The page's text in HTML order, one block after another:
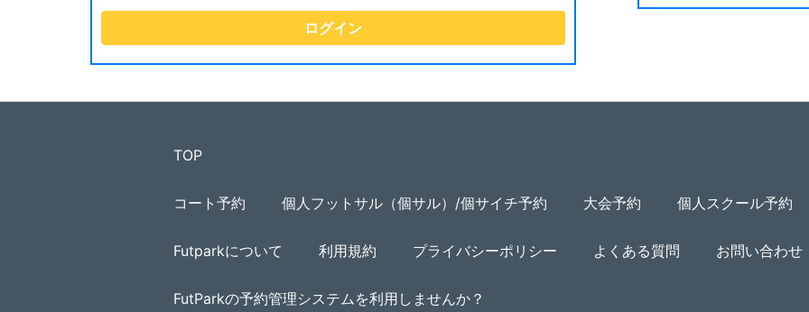
TOP
コート予約 個人フットサル（個サル）/個サイチ予約 大会予約 個人スクール予約
Futparkについて 利用規約 プライバシーポリシー よくある質問 お問い合わせ
FutParkの予約管理システムを利用しませんか？